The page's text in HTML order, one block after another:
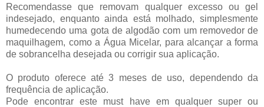
Recomendasse que removam qualquer excesso ou gel
indesejado, enquanto ainda está molhado, simplesmente
maquilhagem, como a Água Micelar, para alcançar a forma
de sobrancelha desejada ou corrigir sua aplicação.
O produto oferece até 3 meses de uso, dependendo da
frequência de aplicação.
Pode encontrar este must have em qualquer super ou